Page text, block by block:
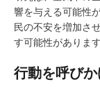
響を与える可能性
民の不安を増加さ
す可能性があります
行動を呼び